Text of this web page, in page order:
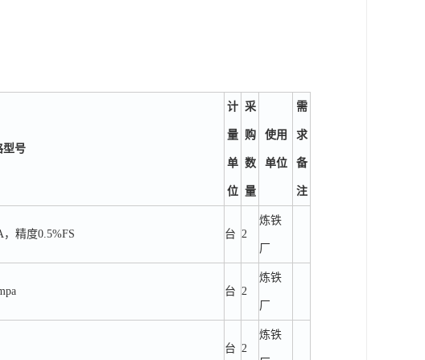
型号
计
量
单
位
采
购
数
量
使用
单位
需
求
备
注
精度0.5%FS 台 2
炼铁
厂
台 2
炼铁
厂
台 2
炼铁